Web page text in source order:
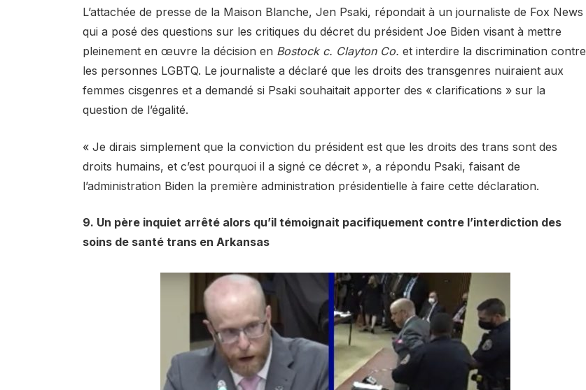
L’attachée de presse de la Maison Blanche, Jen Psaki, répondait à un journaliste de Fox News
qui a posé des questions sur les critiques du décret du président Joe Biden visant à mettre
pleinement en œuvre la décision en Bostock c. Clayton Co. et interdire la discrimination contre
les personnes LGBTQ. Le journaliste a déclaré que les droits des transgenres nuiraient aux
femmes cisgenres et a demandé si Psaki souhaitait apporter des « clarifications » sur la
question de l’égalité.
« Je dirais simplement que la conviction du président est que les droits des trans sont des
droits humains, et c’est pourquoi il a signé ce décret », a répondu Psaki, faisant de
l’administration Biden la première administration présidentielle à faire cette déclaration.
9. Un père inquiet arrêté alors qu’il témoignait pacifiquement contre l’interdiction des
soins de santé trans en Arkansas